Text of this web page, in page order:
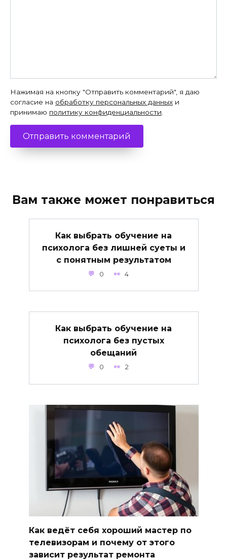
Нажимая на кнопку "Отправить комментарий", я даю
согласие на обработку персональных данных и
принимаю политику конфиденциальности
Вам также может понравиться
Как выбрать обучение на
психолога без лишней суеты и
с понятным результатом
0 4
Как выбрать обучение на
психолога без пустых
обещаний
0 2
Как ведёт себя хороший мастер по
телевизорам и почему от этого
зависит результат ремонта